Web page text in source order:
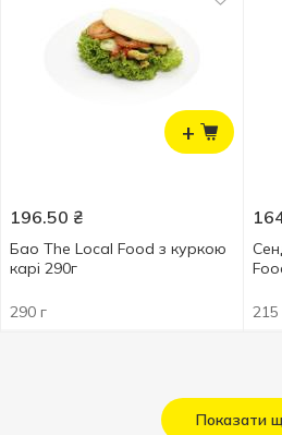
+
196.50 ₴
Бао The Local Food з куркою
карі 290г
290 г 215
Показати